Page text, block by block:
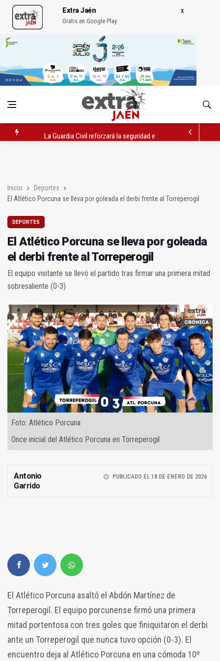
Extra Jaén
Gratis en Google Play
La Guardia Civil reforzará la seguridad el 12 de agosto por el
Inicio
Deportes
El Atlético Porcuna se lleva por goleada el derbi frente al Torreperogil
DEPORTES
El Atlético Porcuna se lleva por goleada
el derbi frente al Torreperogil
El equipo visitante se llevó el partido tras firmar una primera mitad
sobresaliente (0-3)
Foto: Atlético Porcuna
Once inicial del Atlético Porcuna en Torreperogil
Antonio
Garrido
PUBLICADO EL 18 DE ENERO DE 2026
El Atlético Porcuna asaltó el Abdón Martínez de
Torreperogil. El equipo porcunense firmó una primera
mitad portentosa con tres goles que finiquitaron el derbi
ante un Torreperogil que nunca tuvo opción (0-3). El
encuentro deja al Atlético Porcuna en una cómoda 10º